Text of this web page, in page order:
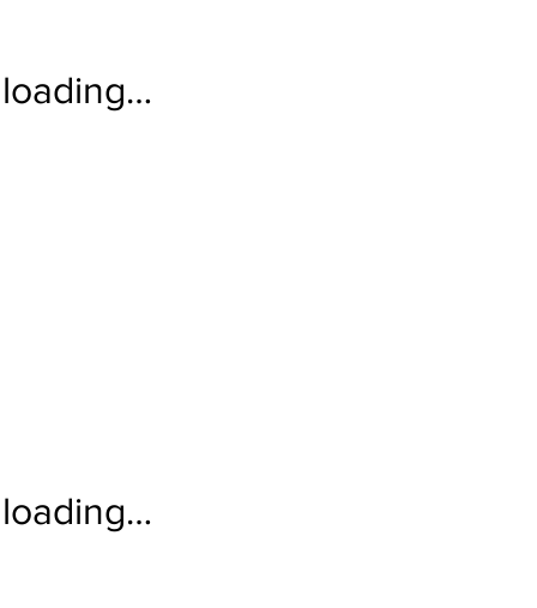
loading…
loading…